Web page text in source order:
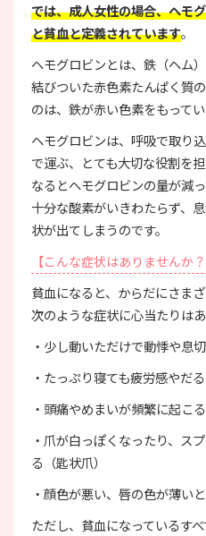
では、成人女性の場合、ヘモ
と貧血と定義されています。
ヘモグロビンとは、鉄（ヘム
結びついた赤色素たんぱく質
のは、鉄が赤い色素をもって
ヘモグロビンは、呼吸で取り
で運ぶ、とても大切な役割を
なるとヘモグロビンの量が減
十分な酸素がいきわたらず、
状が出てしまうのです。
【こんな症状はありませんか
貧血になると、からだにさま
次のような症状に心当たりは
・少し動いただけで動悸や息
・たっぷり寝ても疲労感やだ
・頭痛やめまいが頻繁に起こる
・爪が白っぽくなったり、ス
る（匙状爪）
・顔色が悪い、唇の色が薄い
ただし、貧血になっているす